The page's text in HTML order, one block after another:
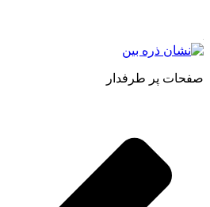
صفحات پر طرفدار